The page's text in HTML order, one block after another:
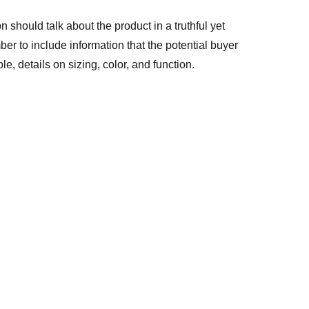
should talk about the product in a truthful yet
to include information that the potential buyer
details on sizing, color, and function.